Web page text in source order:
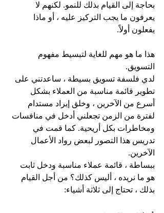
بحاجة إلى القيام بذلك للنمو. لكنهم لا
يعرفون ما يجب التركيز عليه ، أو ماذا
يفعلون أولاً.
هذا ما هو مهم للغاية لتبسيط مفهوم
التسويق.
لدي فلسفة تسويق بسيطة ، ساعدتني على
تطوير قائمة مناسبة من العملاء بشكل
أسرع من الآخرين ، وخلق إيراد مستدام
لفترة من الزمن تجعلني أدخل في منافسات
ومخاطرات بكل أريحية. كما قمت في
تدريس هذا التصور لبعض رواد الأعمال
الآخرين.
ببساطة ، قائمة عملاء مناسبة ودخل ثابت
هو ما نريده ، أليس كذلك؟ من أجل القيام
بذلك ، تحتاج إلى ثلاثة أشياء: